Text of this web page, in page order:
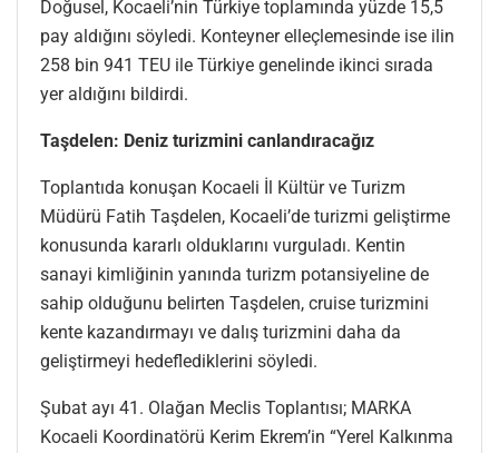
Doğusel, Kocaeli’nin Türkiye toplamında yüzde 15,5
pay aldığını söyledi. Konteyner elleçlemesinde ise ilin
258 bin 941 TEU ile Türkiye genelinde ikinci sırada
yer aldığını bildirdi.
Taşdelen: Deniz turizmini canlandıracağız
Toplantıda konuşan Kocaeli İl Kültür ve Turizm
Müdürü Fatih Taşdelen, Kocaeli’de turizmi geliştirme
konusunda kararlı olduklarını vurguladı. Kentin
sanayi kimliğinin yanında turizm potansiyeline de
sahip olduğunu belirten Taşdelen, cruise turizmini
kente kazandırmayı ve dalış turizmini daha da
geliştirmeyi hedeflediklerini söyledi.
Şubat ayı 41. Olağan Meclis Toplantısı; MARKA
Kocaeli Koordinatörü Kerim Ekrem’in “Yerel Kalkınma